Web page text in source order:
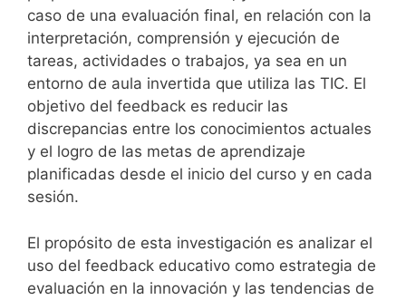
caso de una evaluación final, en relación con la
interpretación, comprensión y ejecución de
tareas, actividades o trabajos, ya sea en un
entorno de aula invertida que utiliza las TIC. El
objetivo del feedback es reducir las
discrepancias entre los conocimientos actuales
y el logro de las metas de aprendizaje
planificadas desde el inicio del curso y en cada
sesión.
El propósito de esta investigación es analizar el
uso del feedback educativo como estrategia de
evaluación en la innovación y las tendencias de